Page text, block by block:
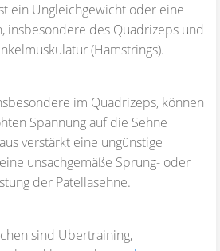
ein Ungleichgewicht oder eine
insbesondere des Quadrizeps und
(Hamstrings).
im Quadrizeps, können
Spannung auf die Sehne
verstärkt eine ungünstige
unsachgemäße Sprung- oder
der Patellasehne.
sind Übertraining,